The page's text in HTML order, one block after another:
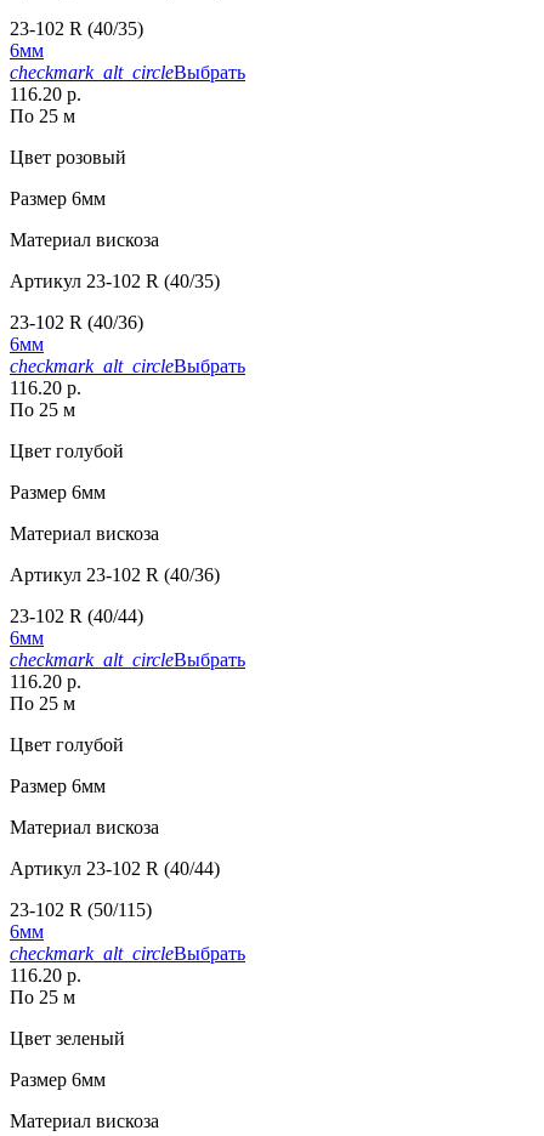
23-102 R (40/35)
6мм
checkmark_alt_circleВыбрать
116.20 р.
По 25 м
Цвет розовый
Размер 6мм
Материал вискоза
Артикул 23-102 R (40/35)
23-102 R (40/36)
6мм
checkmark_alt_circleВыбрать
116.20 р.
По 25 м
Цвет голубой
Размер 6мм
Материал вискоза
Артикул 23-102 R (40/36)
23-102 R (40/44)
6мм
checkmark_alt_circleВыбрать
116.20 р.
По 25 м
Цвет голубой
Размер 6мм
Материал вискоза
Артикул 23-102 R (40/44)
23-102 R (50/115)
6мм
checkmark_alt_circleВыбрать
116.20 р.
По 25 м
Цвет зеленый
Размер 6мм
Материал вискоза